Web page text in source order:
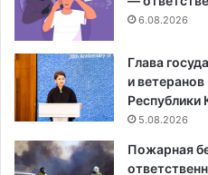
6.08.2026
Глава
и
Республики
5.08.2026
Пожарная